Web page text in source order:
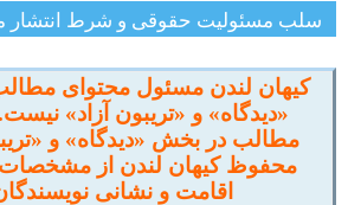
سلب مسئولیت حقوقی و شرط انتشار
کیهان لندن مسئول محتوای
«دیدگاه» و «تریبون آزاد»
مطالب در بخش «دیدگاه» و
محفوظ کیهان لندن از
اقامت و نشانی